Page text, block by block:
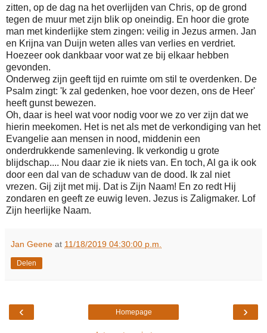
zitten, op de dag na het overlijden van Chris, op de grond
tegen de muur met zijn blik op oneindig. En hoor die grote
man met kinderlijke stem zingen: veilig in Jezus armen. Jan
en Krijna van Duijn weten alles van verlies en verdriet.
Hoezeer ook dankbaar voor wat ze bij elkaar hebben
gevonden.
Onderweg zijn geeft tijd en ruimte om stil te overdenken. De
Psalm zingt: 'k zal gedenken, hoe voor dezen, ons de Heer'
heeft gunst bewezen.
Oh, daar is heel wat voor nodig voor we zo ver zijn dat we
hierin meekomen. Het is net als met de verkondiging van het
Evangelie aan mensen in nood, middenin een
onderdrukkende samenleving. Ik verkondig u grote
blijdschap.... Nou daar zie ik niets van. En toch, Al ga ik ook
door een dal van de schaduw van de dood. Ik zal niet
vrezen. Gij zijt met mij. Dat is Zijn Naam! En zo redt Hij
zondaren en geeft ze euwig leven. Jezus is Zaligmaker. Lof
Zijn heerlijke Naam.
Jan Geene at 11/18/2019 04:30:00 p.m.
Delen
‹ ›
Homepage